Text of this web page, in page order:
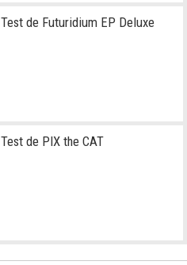
Test de Futuridium EP Deluxe
Test de PIX the CAT